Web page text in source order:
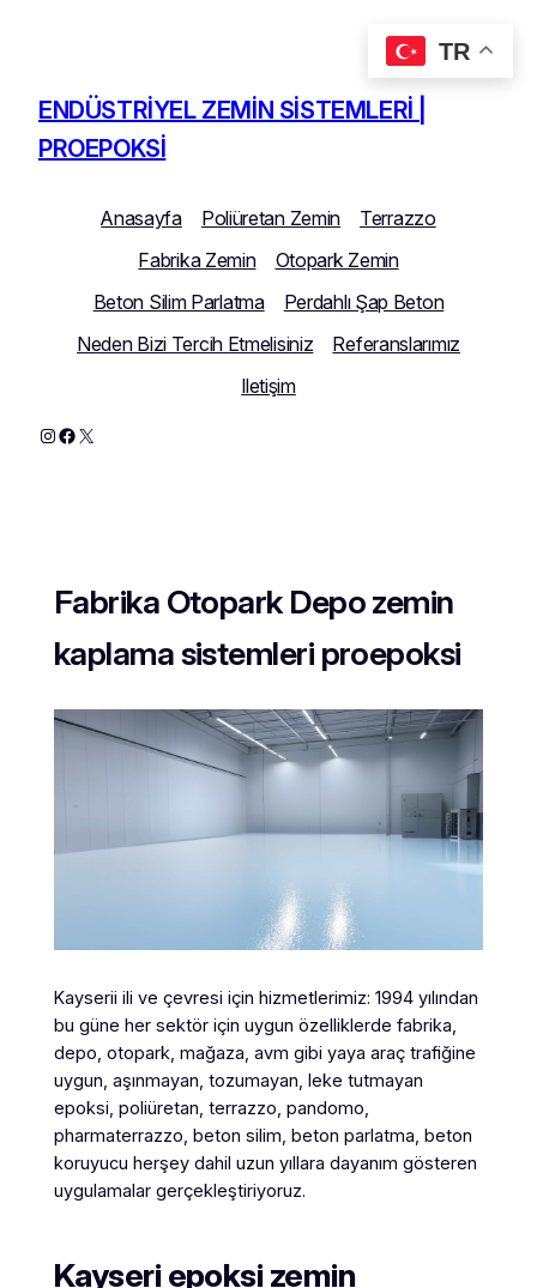
ENDÜSTRIYEL ZEMIN SISTEMLERI |
PROEPOKSI
Anasayfa Poliüretan Zemin
Terrazzo
Fabrika Zemin
Otopark Zemin
Beton Silim Parlatma
Perdahlı Şap Beton
Neden Bizi Tercih Etmelisiniz
Referanslarımız
Iletişim
Instagram
Facebook
X
Fabrika Otopark Depo zemin
kaplama sistemleri proepoksi
Kayserii ili ve çevresi için hizmetlerimiz: 1994 yılından
bu güne her sektör için uygun özelliklerde fabrika,
depo, otopark, mağaza, avm gibi yaya araç trafiğine
uygun, aşınmayan, tozumayan, leke tutmayan
epoksi, poliüretan, terrazzo, pandomo,
pharmaterrazzo, beton silim, beton parlatma, beton
koruyucu herşey dahil uzun yıllara dayanım gösteren
uygulamalar gerçekleştiriyoruz.
Kayseri epoksi zemin
TR